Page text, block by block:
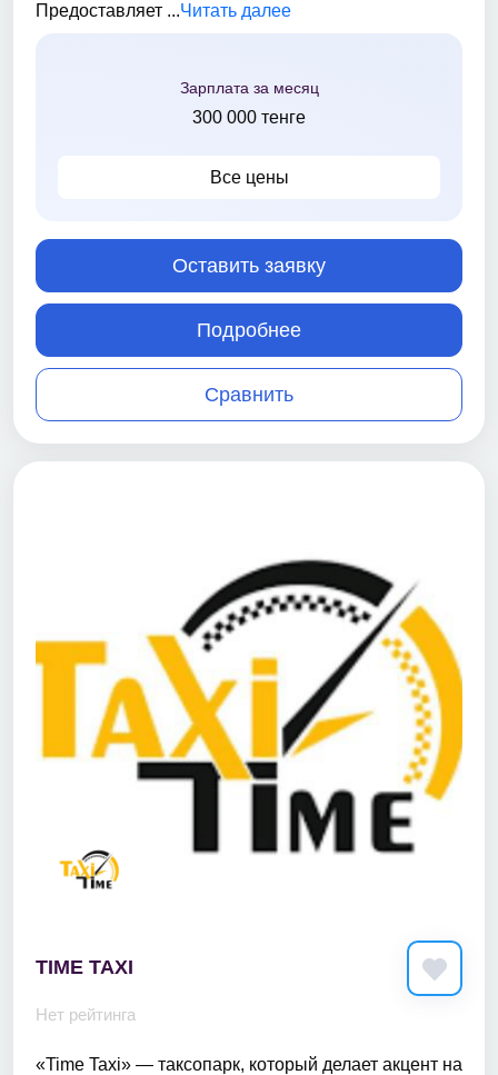
Предоставляет ...Читать далее
Зарплата за месяц
300 000 тенге
Все цены
Сравнить
Оставить заявку
Подробнее
TIME TAXI
Нет рейтинга
«Time Taxi» — таксопарк, который делает акцент на